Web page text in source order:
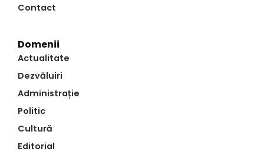
Contact
Domenii
Actualitate
Dezvăluiri
Administrație
Politic
Cultură
Editorial